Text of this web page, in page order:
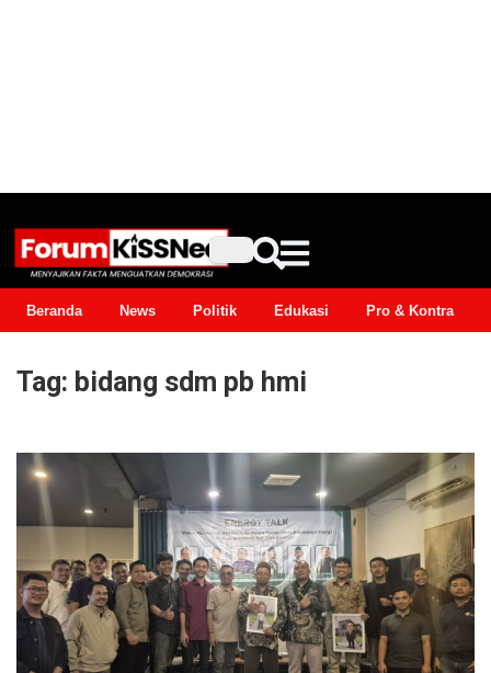
Beranda News Politik Edukasi Pro & Kontra
Tag: bidang sdm pb hmi